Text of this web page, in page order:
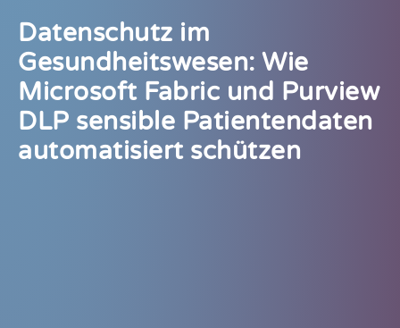
Datenschutz im
Gesundheitswesen: Wie
Microsoft Fabric und Purview
DLP sensible Patientendaten
automatisiert schützen